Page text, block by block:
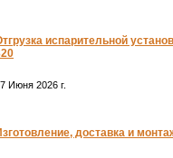
испарительной
Июня 2026 г.
доставка и